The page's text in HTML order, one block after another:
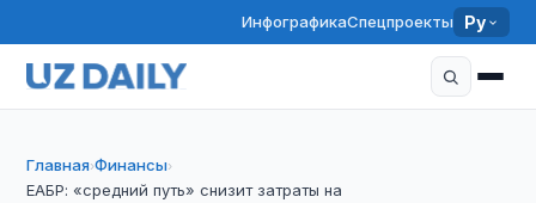
ИнфографикаСпецпроекты Ру
Главная›Финансы›
ЕАБР: «средний путь» снизит затраты на